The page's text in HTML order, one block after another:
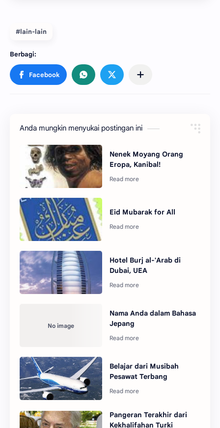
#lain-lain
Anda mungkin menyukai postingan ini
Nenek Moyang Orang
Eropa, Kanibal!
Eid Mubarak for All
Hotel Burj al-'Arab di
Dubai, UEA
Nama Anda dalam Bahasa
Jepang
Belajar dari Musibah
Pesawat Terbang
Pangeran Terakhir dari
Kekhalifahan Turki